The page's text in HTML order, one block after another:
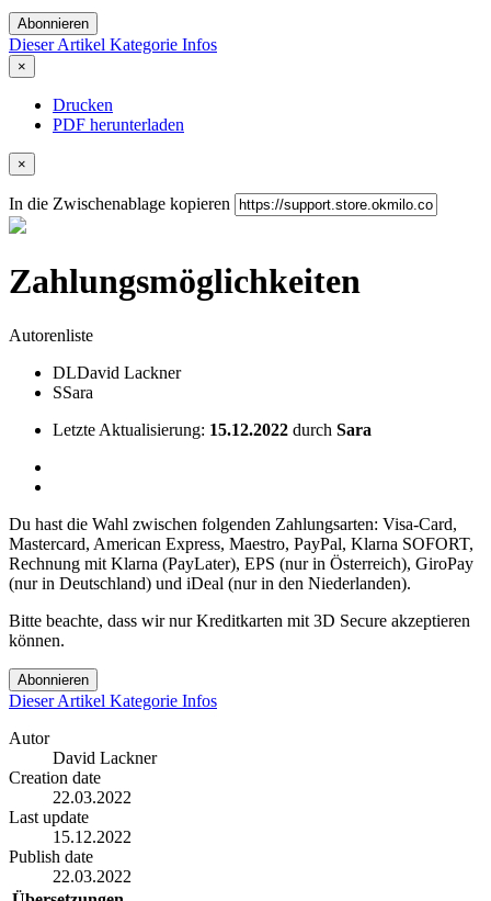
Abonnieren
Dieser Artikel Kategorie Infos
×
Drucken
PDF herunterladen
×
In die Zwischenablage kopieren
Zahlungsmöglichkeiten
Autorenliste
DLDavid Lackner
SSara
Letzte Aktualisierung: 15.12.2022 durch Sara
Du hast die Wahl zwischen folgenden Zahlungsarten: Visa-Card,
Mastercard, American Express, Maestro, PayPal, Klarna SOFORT,
Rechnung mit Klarna (PayLater), EPS (nur in Österreich), GiroPay
(nur in Deutschland) und iDeal (nur in den Niederlanden).
Bitte beachte, dass wir nur Kreditkarten mit 3D Secure akzeptieren
können.
Abonnieren
Dieser Artikel Kategorie Infos
Autor
David Lackner
Creation date
22.03.2022
Last update
15.12.2022
Publish date
22.03.2022